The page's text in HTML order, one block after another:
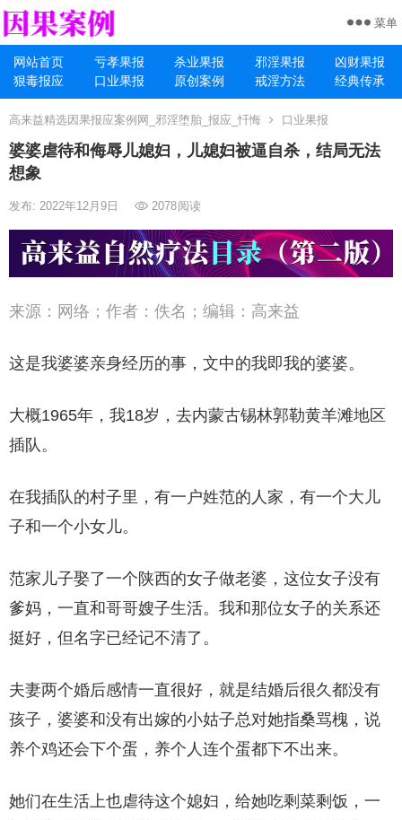
网站首页 亏孝果报 杀业果报 邪淫果报
凶财果报
狠毒报应
口业果报 原创案例 戒淫方法 经典传承
菜单
高来益精选因果报应案例网_邪淫堕胎_报应_忏悔 口业果报
婆婆虐待和侮辱儿媳妇，儿媳妇被逼自杀，结局无法
想象
发布: 2022年12月9日 2078阅读
来源：网络；作者：佚名；编辑：高来益
这是我婆婆亲身经历的事，文中的我即我的婆婆。
大概1965年，我18岁，去内蒙古锡林郭勒黄羊滩地区
插队。
在我插队的村子里，有一户姓范的人家，有一个大儿
子和一个小女儿。
范家儿子娶了一个陕西的女子做老婆，这位女子没有
爹妈，一直和哥哥嫂子生活。我和那位女子的关系还
挺好，但名字已经记不清了。
夫妻两个婚后感情一直很好，就是结婚后很久都没有
孩子，婆婆和没有出嫁的小姑子总对她指桑骂槐，说
养个鸡还会下个蛋，养个人连个蛋都下不出来。
她们在生活上也虐待这个媳妇，给她吃剩菜剩饭，一